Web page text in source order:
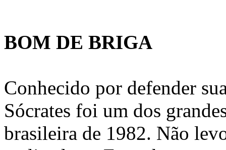
BOM DE BRIGA
Conhecido por defender
Sócrates foi um dos
brasileira de 1982. Não